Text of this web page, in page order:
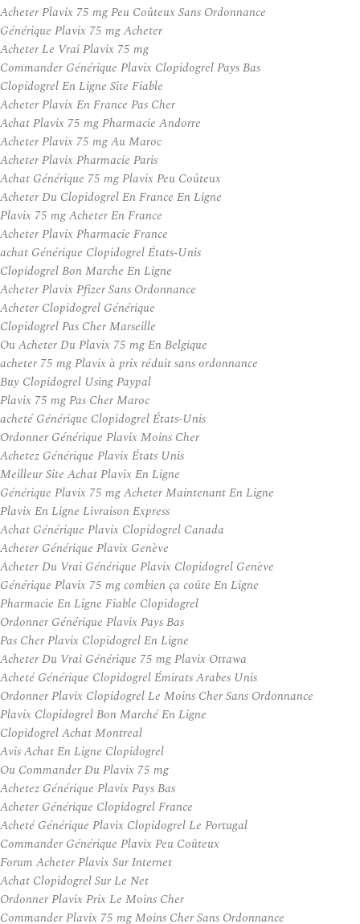
Acheter Plavix 75 mg Peu Coûteux Sans Ordonnance
Générique Plavix 75 mg Acheter
Acheter Le Vrai Plavix 75 mg
Commander Générique Plavix Clopidogrel Pays Bas
Clopidogrel En Ligne Site Fiable
Acheter Plavix En France Pas Cher
Achat Plavix 75 mg Pharmacie Andorre
Acheter Plavix 75 mg Au Maroc
Acheter Plavix Pharmacie Paris
Achat Générique 75 mg Plavix Peu Coûteux
Acheter Du Clopidogrel En France En Ligne
Plavix 75 mg Acheter En France
Acheter Plavix Pharmacie France
achat Générique Clopidogrel États-Unis
Clopidogrel Bon Marche En Ligne
Acheter Plavix Pfizer Sans Ordonnance
Acheter Clopidogrel Générique
Clopidogrel Pas Cher Marseille
Ou Acheter Du Plavix 75 mg En Belgique
acheter 75 mg Plavix à prix réduit sans ordonnance
Buy Clopidogrel Using Paypal
Plavix 75 mg Pas Cher Maroc
acheté Générique Clopidogrel États-Unis
Ordonner Générique Plavix Moins Cher
Achetez Générique Plavix États Unis
Meilleur Site Achat Plavix En Ligne
Générique Plavix 75 mg Acheter Maintenant En Ligne
Plavix En Ligne Livraison Express
Achat Générique Plavix Clopidogrel Canada
Acheter Générique Plavix Genève
Acheter Du Vrai Générique Plavix Clopidogrel Genève
Générique Plavix 75 mg combien ça coûte En Ligne
Pharmacie En Ligne Fiable Clopidogrel
Ordonner Générique Plavix Pays Bas
Pas Cher Plavix Clopidogrel En Ligne
Acheter Du Vrai Générique 75 mg Plavix Ottawa
Acheté Générique Clopidogrel Émirats Arabes Unis
Ordonner Plavix Clopidogrel Le Moins Cher Sans Ordonnance
Plavix Clopidogrel Bon Marché En Ligne
Clopidogrel Achat Montreal
Avis Achat En Ligne Clopidogrel
Ou Commander Du Plavix 75 mg
Achetez Générique Plavix Pays Bas
Acheter Générique Clopidogrel France
Acheté Générique Plavix Clopidogrel Le Portugal
Commander Générique Plavix Peu Coûteux
Forum Acheter Plavix Sur Internet
Achat Clopidogrel Sur Le Net
Ordonner Plavix Prix Le Moins Cher
Commander Plavix 75 mg Moins Cher Sans Ordonnance